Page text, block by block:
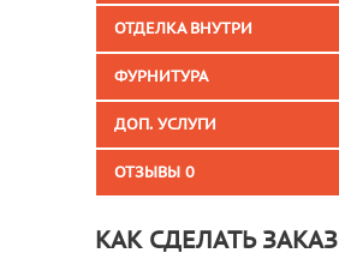
ОТДЕЛКА ВНУТРИ
ФУРНИТУРА
ДОП. УСЛУГИ
ОТЗЫВЫ 0
КАК СДЕЛАТЬ ЗАКАЗ